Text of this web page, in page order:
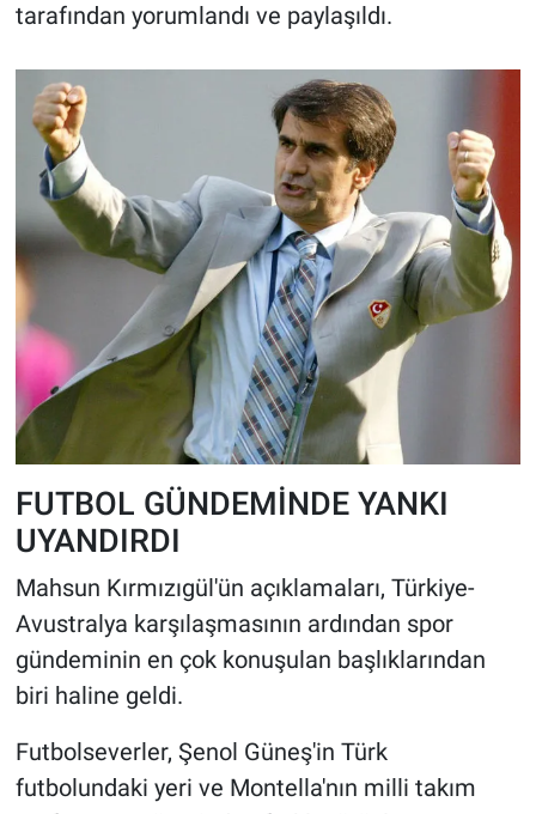
tarafından yorumlandı ve paylaşıldı.
FUTBOL GÜNDEMİNDE YANKI
UYANDIRDI
Mahsun Kırmızıgül'ün açıklamaları, Türkiye-
Avustralya karşılaşmasının ardından spor
gündeminin en çok konuşulan başlıklarından
biri haline geldi.
Futbolseverler, Şenol Güneş'in Türk
futbolundaki yeri ve Montella'nın milli takım